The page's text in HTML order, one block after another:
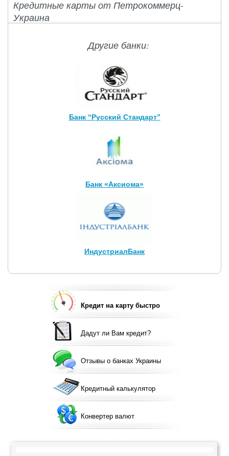
Кредитные карты от Петрокоммерц-
Украина
Другие банки:
Банк “Русский Стандарт”
Банк «Аксиома»
ИндустриалБанк
Кредит на карту быстро
Дадут ли Вам кредит?
Отзывы о банках Украины
Кредитный калькулятор
Конвертер валют